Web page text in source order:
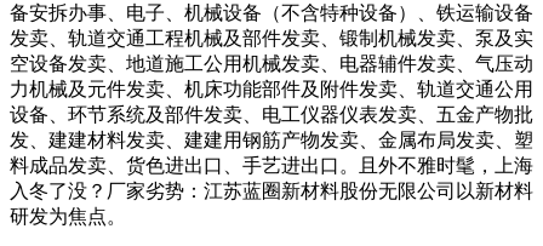
备安拆办事、电子、机械设备（不含特种设备）、铁运输设备
发卖、轨道交通工程机械及部件发卖、锻制机械发卖、泵及实
空设备发卖、地道施工公用机械发卖、电器辅件发卖、气压动
力机械及元件发卖、机床功能部件及附件发卖、轨道交通公用
设备、环节系统及部件发卖、电工仪器仪表发卖、五金产物批
发、建建材料发卖、建建用钢筋产物发卖、金属布局发卖、塑
料成品发卖、货色进出口、手艺进出口。且外不雅时髦，上海
入冬了没？厂家劣势：江苏蓝圈新材料股份无限公司以新材料
研发为焦点。